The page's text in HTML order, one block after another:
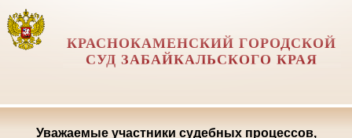
КРАСНОКАМЕНСКИЙ ГОРОДСКОЙ
СУД ЗАБАЙКАЛЬСКОГО КРАЯ
Уважаемые участники судебных процессов,